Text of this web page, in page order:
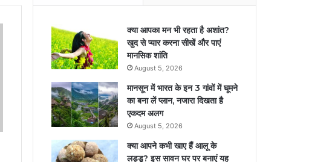
क्या आपका मन भी रहता है अशांत?
खुद से प्यार करना सीखें और पाएं
मानसिक शांति
August 5, 2026
मानसून में भारत के इन 3 गांवों में घूमने
का बना लें प्‍लान, नजारा द‍िखता है
एकदम अलग
August 5, 2026
क्या आपने कभी खाए हैं आलू के
लड्डू? इस सावन घर पर बनाएं यह